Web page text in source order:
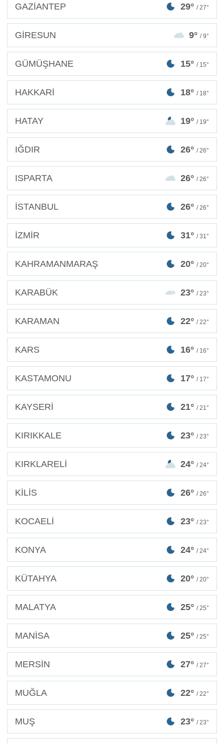
GAZİANTEP 29° / 27°
GİRESUN 9° / 9°
GÜMÜŞHANE 15° / 15°
HAKKARİ 18° / 18°
HATAY 19° / 19°
IĞDIR 26° / 26°
ISPARTA 26° / 26°
İSTANBUL 26° / 26°
İZMİR 31° / 31°
KAHRAMANMARAŞ 20° / 20°
KARABÜK 23° / 23°
KARAMAN 22° / 22°
KARS 16° / 16°
KASTAMONU 17° / 17°
KAYSERİ 21° / 21°
KIRIKKALE 23° / 23°
KIRKLARELİ 24° / 24°
KİLİS 26° / 26°
KOCAELİ 23° / 23°
KONYA 24° / 24°
KÜTAHYA 20° / 20°
MALATYA 25° / 25°
MANİSA 25° / 25°
MERSİN 27° / 27°
MUĞLA 22° / 22°
MUŞ 23° / 23°